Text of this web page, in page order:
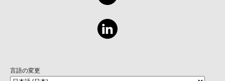
言語の変更